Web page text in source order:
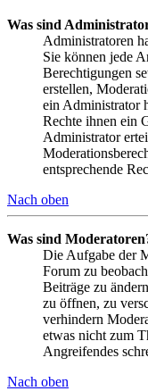
Was sind
Administratoren
Sie können jede
Berechtigungen
erstellen,
ein Administrator
Rechte ihnen ein
Administrator
entsprechende
Nach oben
Was sind
Die Aufgabe der
Forum zu
Beiträge zu
zu öffnen, zu
verhindern
etwas nicht zum
Angreifendes
Nach oben